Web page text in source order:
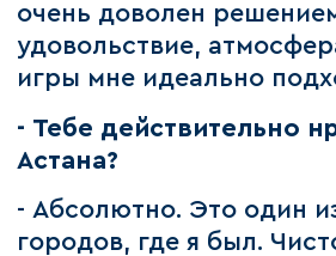
очень доволен
удовольствие,
игры мне идеально
- Тебе действительно
Астана?
- Абсолютно. Это один
городов, где я был.